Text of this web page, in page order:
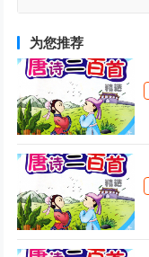
为您推荐